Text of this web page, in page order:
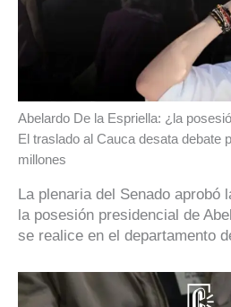
Abelardo De la Espriella: ¿la
El traslado al Cauca desata debate
millones
La plenaria del Senado aprobó
la posesión presidencial de
se realice en el departamento